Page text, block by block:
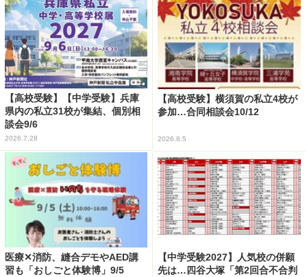
【高校受験】【中学受験】兵庫
県内の私立31校が集結、個別相
談会9/6
2026.7.28
【高校受験】横須賀の私立4校が
参加…合同相談会10/12
2026.8.5
医療✕消防、縫合デモやAED講
習も「おしごと体験博」9/5
【中学受験2027】人気校の併願
先は…四谷大塚「第2回合不合判